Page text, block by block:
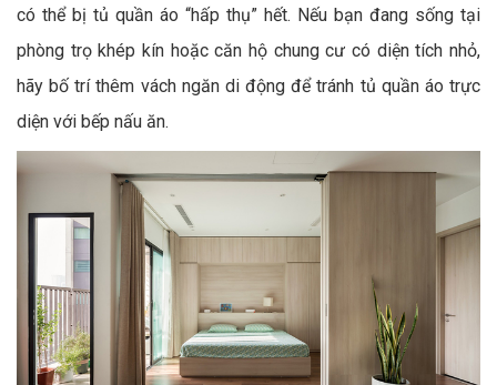
có thể bị tủ quần áo “hấp thụ” hết. Nếu bạn đang sống tại
phòng trọ khép kín hoặc căn hộ chung cư có diện tích nhỏ,
hãy bố trí thêm vách ngăn di động để tránh tủ quần áo trực
diện với bếp nấu ăn.